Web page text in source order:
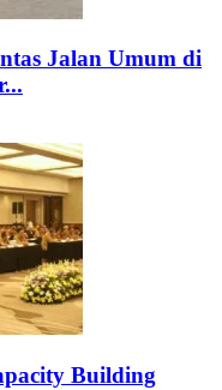
Jalan Umum di
Building